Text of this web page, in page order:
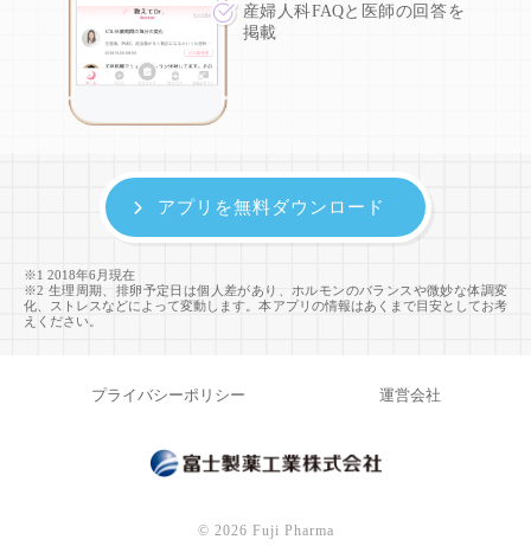
産婦人科FAQと医師の回答を
掲載
※1 2018年6月現在
※2 生理周期、排卵予定日は個人差があり、ホルモンのバランスや微妙な体調変
化、ストレスなどによって変動します。本アプリの情報はあくまで目安としてお考
えください。
アプリを無料ダウンロード
プライバシーポリシー 運営会社
© 2026 Fuji Pharma